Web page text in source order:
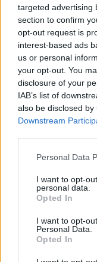
targeted advertising
section to confirm
opt-out request is
interest-based ads
us or personal
your opt-out. You
disclosure of your
IAB’s list of
also be disclosed
Downstream
Personal Data
I want to opt-
personal data.
Opted In
I want to opt-
Personal Data.
Opted In
Μεθύσαν τα
από μπροστά
μεθύσαν τα
να μου λες πως
Μεθυσμένη μου
αλλού σου λέω
κι όλο σε βρίζω
Μεθυσμένη μου
πάλι στο δρόμο
ζωγραφίζω
εσύ που ξέρεις
κι όταν γελάω
πότε θα πάψεις
να μην πονάω
Μεθυσμένη μου